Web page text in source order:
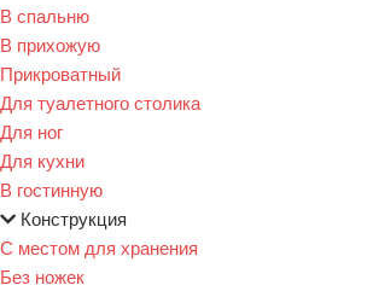
В спальню
В прихожую
Прикроватный
Для туалетного столика
Для ног
Для кухни
В гостинную
Конструкция
С местом для хранения
Без ножек